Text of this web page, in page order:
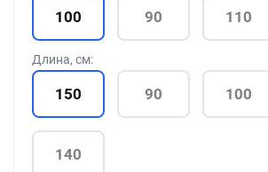
100 90 110
Длина, см:
150 90 100
140